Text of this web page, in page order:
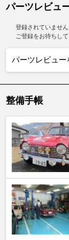
パーツレビュ
登録されていません
ご登録をお待ちして
パーツレビュー
整備手帳